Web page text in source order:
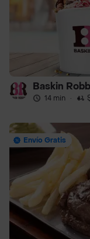
Baskin
14 min ·
Envío Gratis